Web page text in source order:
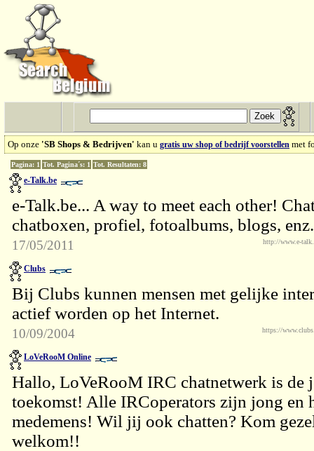
Op onze 'SB Shops & Bedrijven' kan u gratis uw shop of bedrijf voorstellen met
Pagina: 1 Tot. Pagina´s: 1 Tot. Resultaten: 8
e-Talk.be
e-Talk.be... A way to meet each other!
chatboxen, profiel, fotoalbums, blogs,
17/05/2011 http://www.e-
Clubs
Bij Clubs kunnen mensen met gelijke
actief worden op het Internet.
10/09/2004 https://
LoVeRooM Online
Hallo, LoVeRooM IRC chatnetwerk is de
toekomst! Alle IRCoperators zijn jong en
medemens! Wil jij ook chatten? Kom
welkom!!